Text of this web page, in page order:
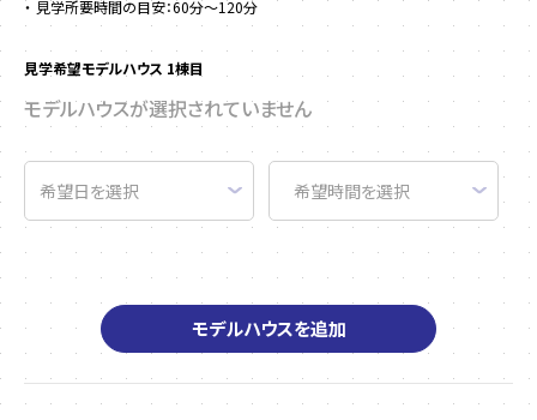
見学所要時間の目安：60分～120分
見学希望モデルハウス 1棟目
モデルハウスが選択されていません
モデルハウスを追加